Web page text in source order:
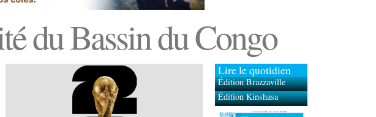
du Bassin du Congo
Lire le quotidien
Édition Brazzaville
Édition Kinshasa